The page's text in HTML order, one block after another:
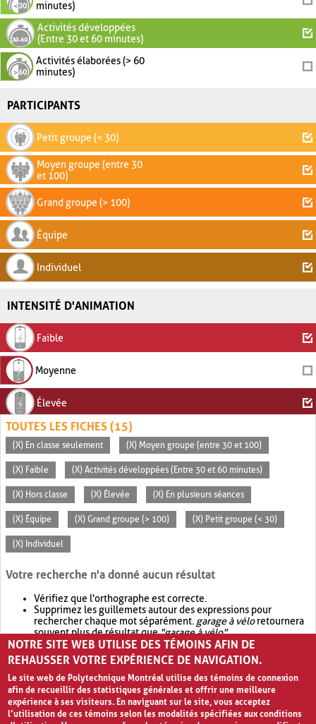
minutes)
Activités développées
(Entre 30 et 60 minutes)
Activités élaborées (> 60
minutes)
PARTICIPANTS
Petit groupe (< 30)
Moyen groupe (entre 30
et 100)
Grand groupe (> 100)
Équipe
Individuel
INTENSITÉ D'ANIMATION
Faible
Moyenne
Élevée
TOUTES LES FICHES (15)
(X) En classe seulement (X) Moyen groupe (entre 30 et 100)
(X) Faible (X) Activités développées (Entre 30 et 60 minutes)
(X) Hors classe (X) Élevée (X) En plusieurs séances
(X) Équipe (X) Grand groupe (> 100) (X) Petit groupe (< 30)
(X) Individuel
Votre recherche n'a donné aucun résultat
Vérifiez que l'orthographe est correcte.
Supprimez les guillemets autour des expressions pour
rechercher chaque mot séparément. garage à véloretournera
souvent plus de résultat que"garage à vélo".
Envisagez d'élargir votre recherche avec OR.garage OR vélo
retournera souvent plus de résultat quegarage à vélo
NOTRE SITE WEB UTILISE DES TÉMOINS AFIN DE
REHAUSSER VOTRE EXPÉRIENCE DE NAVIGATION.
Le site web de Polytechnique Montréal utilise des témoins de connexion
afin de recueillir des statistiques générales et offrir une meilleure
expérience à ses visiteurs. En naviguant sur le site, vous acceptez
l’utilisation de ces témoins selon les modalités spécifiées aux conditions